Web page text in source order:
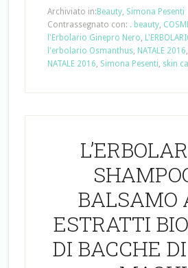
Archiviato in: Beauty, Simona Pesenti
Contrassegnato con: . beauty,
l'Erbolario Ginepro Nero,
l'erbolario Osmanthus, NATALE 2016,
NATALE 2016, Simona Pesenti, skin
BALSAMO
ESTRATTI
DI BACCHE